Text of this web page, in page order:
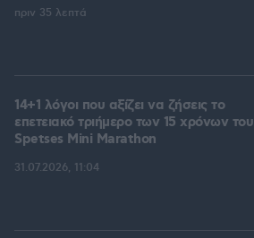
πριν 35 λεπτά
14+1 λόγοι που αξίζει να ζήσεις το
επετειακό τριήμερο των 15 χρόνων του
Spetses Mini Marathon
31.07.2026, 11:04